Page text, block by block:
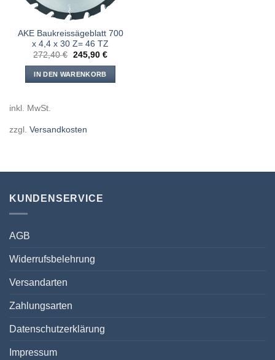
AKE Baukreissägeblatt 700
x 4,4 x 30 Z= 46 TZ
272,40€ Ursprünglicher
war:
272,40 €
245,90 €Aktueller
IN DEN WARENKORB
inkl. MwSt.
zzgl. Versandkosten
KUNDENSERVICE
AGB
Widerrufsbelehrung
Versandarten
Zahlungsarten
Datenschutzerklärung
Impressum